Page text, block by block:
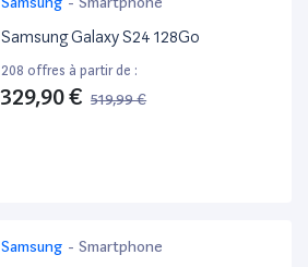
Samsung Galaxy S24 128Go
208 offres à partir de :
329,90 € 519,99 €
Samsung - Smartphone